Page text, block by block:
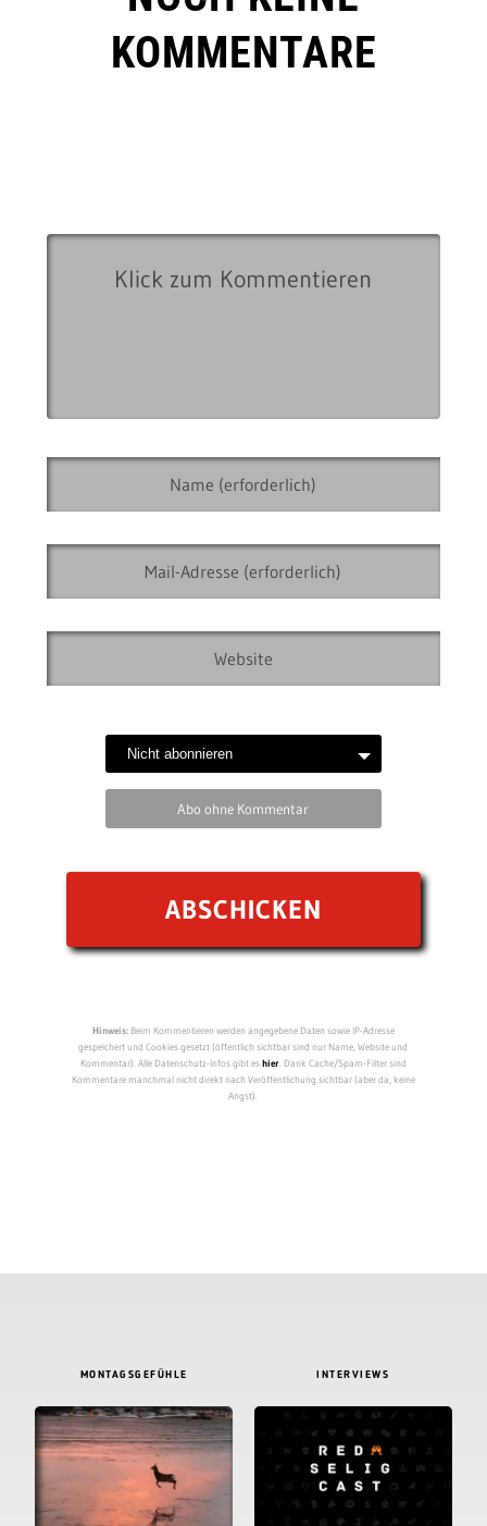
KOMMENTARE
Abo ohne Kommentar
Hinweis:Beim Kommentieren werden angegebene Daten sowie IP-Adresse
gespeichert und Cookies gesetzt (öffentlich sichtbar sind nur Name, Website und
Kommentar). Alle Datenschutz-Infos gibt eshier. Dank Cache/Spam-Filter sind
Kommentare manchmal nicht direkt nach Veröffentlichung sichtbar (aber da, keine
Angst).
MONTAGSGEFÜHLE INTERVIEWS